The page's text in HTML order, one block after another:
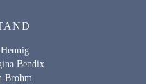
Bendix
Brohm